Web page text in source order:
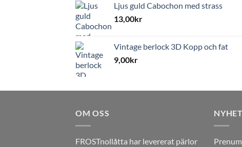
Ljus guld Cabochon med strass
13,00kr
Vintage berlock 3D Kopp och fat
9,00kr
OM OSS
FROSTnollåtta har levererat pärlor